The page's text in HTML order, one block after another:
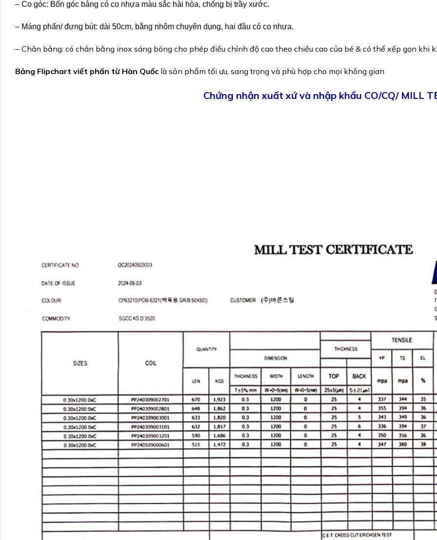
– Co góc: Bốn góc bảng có co nhựa màu sắc hài hòa, chống bị trầy xước.
– Máng phấn/ đựng bút: dài 50cm, bằng nhôm chuyên dụng, hai đầu có co nhựa.
– Chân bảng: có chân bằng inox sáng bóng cho phép điều chỉnh độ cao theo chiều cao của bé & có thể xếp gọn khi
Bảng Flipchart viết phấn từ Hàn Quốc là sản phẩm tối ưu, sang trọng và phù hợp cho mọi không gian
Chứng nhận xuất xứ và nhập khẩu CO/CQ/ MILL